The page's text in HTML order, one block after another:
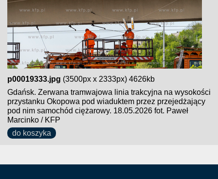
p00019333.jpg (3500px x 2333px) 4626kb
Gdańsk. Zerwana tramwajowa linia trakcyjna na wysokości
przystanku Okopowa pod wiaduktem przez przejedżający
pod nim samochód ciężarowy. 18.05.2026 fot. Paweł
Marcinko / KFP
do koszyka